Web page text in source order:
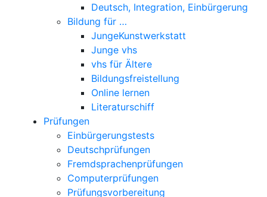
Deutsch, Integration, Einbürgerung
Bildung für …
JungeKunstwerkstatt
Junge vhs
vhs für Ältere
Bildungsfreistellung
Online lernen
Literaturschiff
Prüfungen
Einbürgerungstests
Deutschprüfungen
Fremdsprachenprüfungen
Computerprüfungen
Prüfungsvorbereitung